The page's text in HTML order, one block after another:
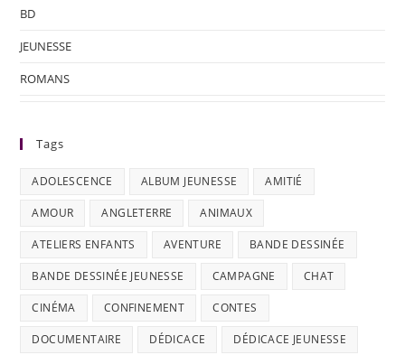
BD
JEUNESSE
ROMANS
Tags
ADOLESCENCE ALBUM JEUNESSE AMITIÉ
AMOUR ANGLETERRE ANIMAUX
ATELIERS ENFANTS AVENTURE BANDE DESSINÉE
BANDE DESSINÉE JEUNESSE CAMPAGNE CHAT
CINÉMA CONFINEMENT CONTES
DOCUMENTAIRE DÉDICACE DÉDICACE JEUNESSE